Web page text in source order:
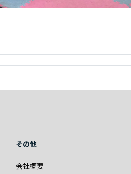
その他
会社概要